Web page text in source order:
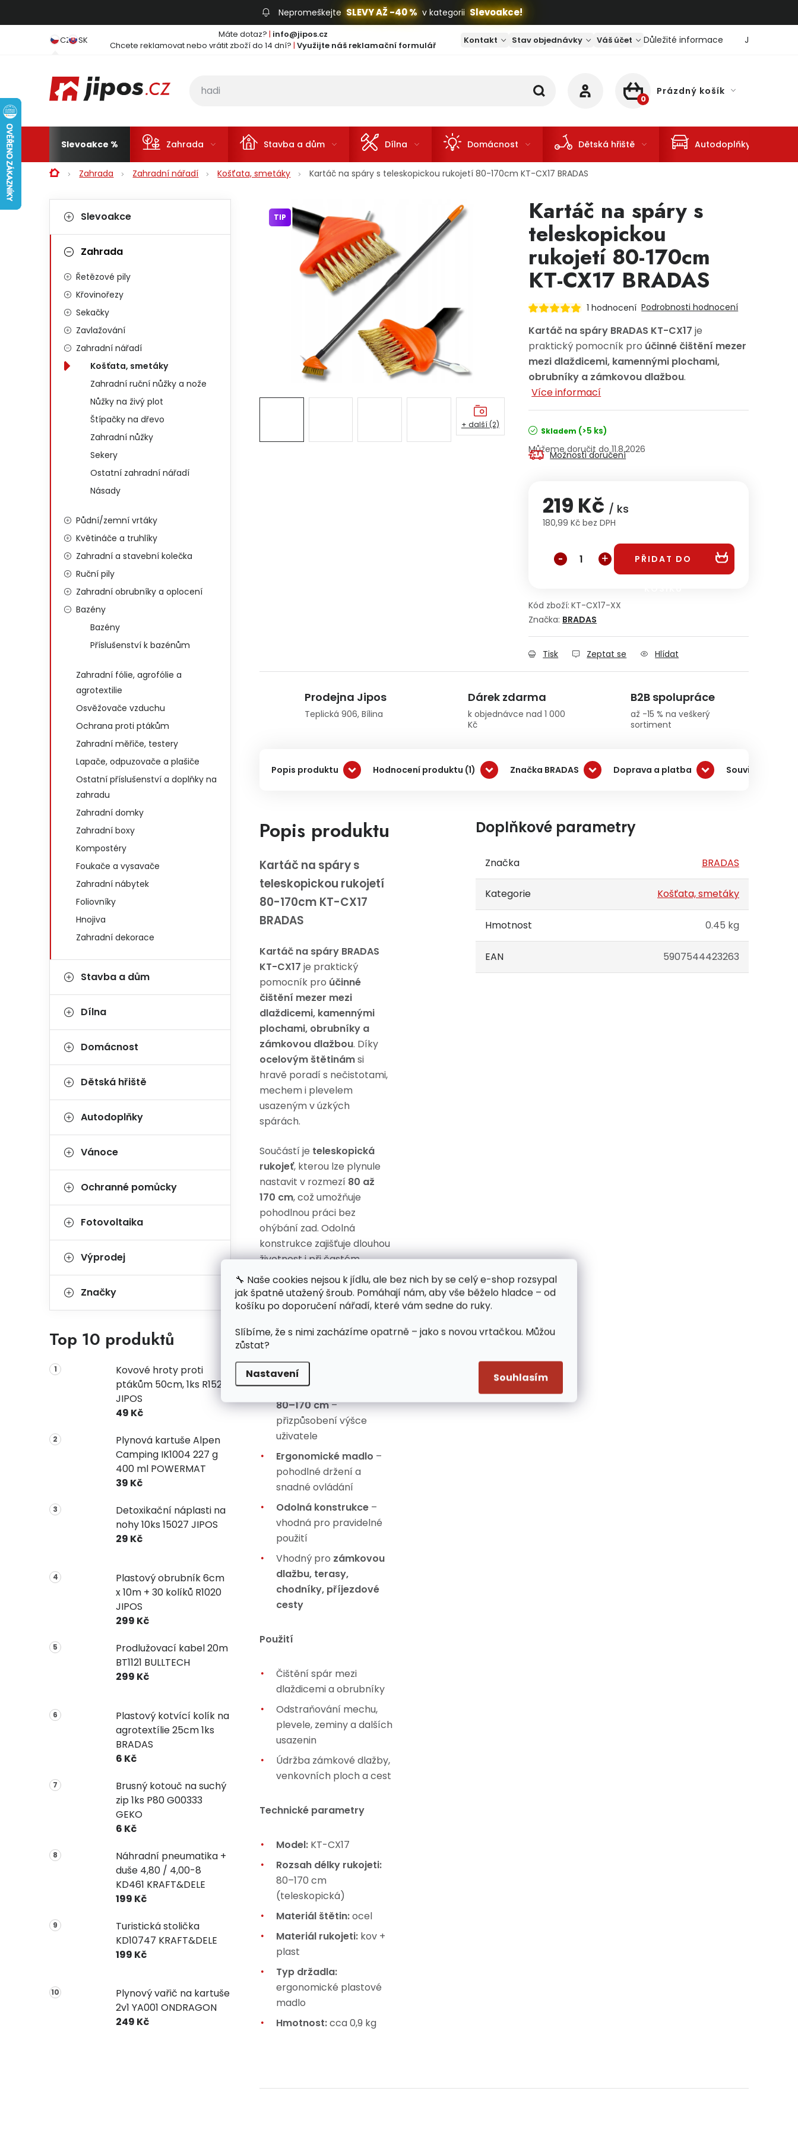
🔧 Naše cookies nejsou k jídlu, ale bez nich by se celý e-shop rozsypal
jak špatně utažený šroub. Pomáhají nám, aby vše běželo hladce – od
košíku po doporučení nářadí, které vám sedne do ruky.
Slíbíme, že s nimi zacházíme opatrně – jako s novou vrtačkou. Můžou
zůstat?
Nastavení Souhlasím
Nepromeškejte SLEVY AŽ -40 % v kategorii Slevoakce!
CZ SK Máte dotaz? | info@jipos.cz
Chcete reklamovat nebo vrátit zboží do 14 dní? | Využijte náš reklamační formulář Kontakt Stav objednávky Váš účet Důležité informace Jaký je
NÁKUPNÍ KOŠÍK
Prázdný košík
Slevoakce Zahrada Stavba a dům Dílna Domácnost Dětská hřiště Autodoplňky
DomůZahrada Zahradní nářadí Košťata, smetáky Kartáč na spáry s teleskopickou rukojetí 80-170cm KT-CX17 BRADAS
Postranní panel
Kategorie
Slevoakce
Zahrada
Řetězové pily
Křovinořezy
Sekačky
Zavlažování
Zahradní nářadí
Košťata, smetáky
Zahradní ruční nůžky a nože
Nůžky na živý plot
Štípačky na dřevo
Zahradní nůžky
Sekery
Ostatní zahradní nářadí
Násady
Půdní/zemní vrtáky
Květináče a truhlíky
Zahradní a stavební kolečka
Ruční pily
Zahradní obrubníky a oplocení
Bazény
Bazény
Příslušenství k bazénům
Zahradní fólie, agrofólie a
agrotextilie
Osvěžovače vzduchu
Ochrana proti ptákům
Zahradní měřiče, testery
Lapače, odpuzovače a plašiče
Ostatní příslušenství a doplňky na
zahradu
Zahradní domky
Zahradní boxy
Kompostéry
Foukače a vysavače
Zahradní nábytek
Foliovníky
Hnojiva
Zahradní dekorace
Stavba a dům
Dílna
Domácnost
Dětská hřiště
Autodoplňky
Vánoce
Ochranné pomůcky
Fotovoltaika
Výprodej
Značky
Top 10 produktů
Kovové hroty proti
ptákům 50cm, 1ks R1523
JIPOS
49 Kč
Plynová kartuše Alpen
Camping IK1004 227 g
400 ml POWERMAT
39 Kč
Detoxikační náplasti na
nohy 10ks 15027 JIPOS
29 Kč
Plastový obrubník 6cm
x 10m + 30 kolíků R1020
JIPOS
299 Kč
Prodlužovací kabel 20m
BT1121 BULLTECH
299 Kč
Plastový kotvící kolík na
agrotextílie 25cm 1ks
BRADAS
6 Kč
Brusný kotouč na suchý
zip 1ks P80 G00333
GEKO
6 Kč
Náhradní pneumatika +
duše 4,80 / 4,00-8
KD461 KRAFT&DELE
199 Kč
Turistická stolička
KD10747 KRAFT&DELE
199 Kč
Plynový vařič na kartuše
2v1 YA001 ONDRAGON
249 Kč
Kartáč na spáry s
teleskopickou
rukojetí 80-170cm
KT-CX17 BRADAS
1 hodnocení Podrobnosti hodnocení
Kartáč na spáry BRADAS KT-CX17 je
praktický pomocník pro účinné čištění mezer
mezi dlaždicemi, kamennými plochami,
obrubníky a zámkovou dlažbou.
Více informací
Skladem (>5 ks)
11.8.2026
Možnosti doručení
219 Kč / ks
180,99 Kč bez DPH
PŘIDAT DO
Kód zboží: KT-CX17-XX
Značka: BRADAS
Tisk Zeptat se Hlídat
TIP
+ další (2)
Prodejna Jipos
Teplická 906, Bílina
Dárek zdarma
k objednávce nad 1 000
Kč
B2B spolupráce
až -15 % na veškerý
sortiment
Popis produktu Hodnocení produktu (1) Značka BRADAS Doprava a platba Související
Popis produktu
Kartáč na spáry s
teleskopickou rukojetí
80-170cm KT-CX17
BRADAS
Kartáč na spáry BRADAS
KT-CX17 je praktický
pomocník pro účinné
čištění mezer mezi
dlaždicemi, kamennými
plochami, obrubníky a
zámkovou dlažbou. Díky
ocelovým štětinámsi
hravě poradí s nečistotami,
mechem i plevelem
usazeným v úzkých
spárách.
Součástí je teleskopická
rukojeť, kterou lze plynule
nastavit v rozmezí 80 až
170 cm, což umožňuje
pohodlnou práci bez
ohýbání zad. Odolná
konstrukce zajišťuje dlouhou
životnost i při častém
používání.
Vlastnosti
Pevné ocelové štětiny–
nečistoty a plevel
Teleskopická rukojeť
80–170 cm–
přizpůsobení výšce
uživatele
Ergonomické madlo –
pohodlné držení a
snadné ovládání
Odolná konstrukce –
vhodná pro pravidelné
použití
Vhodný pro zámkovou
dlažbu, terasy,
chodníky, příjezdové
cesty
Použití
Čištění spár mezi
dlaždicemi a obrubníky
Odstraňování mechu,
plevele, zeminy a dalších
usazenin
Údržba zámkové dlažby,
venkovních ploch a cest
Technické parametry
Model: KT-CX17
Rozsah délky rukojeti:
80–170 cm
(teleskopická)
Materiál štětin:ocel
Materiál rukojeti: kov +
plast
Typ držadla:
ergonomické plastové
madlo
Hmotnost:cca 0,9 kg
Doplňkové parametry
Značka BRADAS
Kategorie Košťata, smetáky
Hmotnost 0.45 kg
EAN 5907544423263